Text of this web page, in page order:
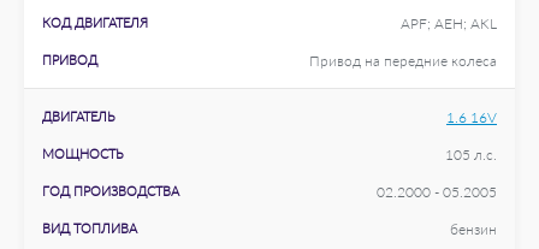
КОД ДВИГАТЕЛЯ APF; AEH; AKL
ПРИВОД Привод на передние колеса
ДВИГАТЕЛЬ 1.6 16V
МОЩНОСТЬ 105 л.с.
ГОД ПРОИЗВОДСТВА 02.2000 - 05.2005
ВИД ТОПЛИВА бензин